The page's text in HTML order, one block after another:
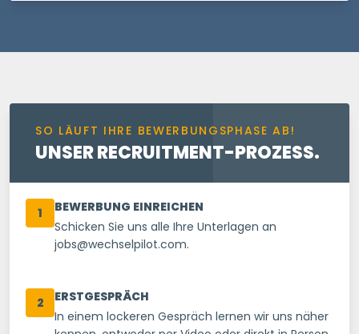
SO LÄUFT IHRE BEWERBUNGSPHASE AB!
UNSER RECRUITMENT-PROZESS.
1
BEWERBUNG EINREICHEN
Schicken Sie uns alle Ihre Unterlagen an
jobs@wechselpilot.com.
2
ERSTGESPRÄCH
In einem lockeren Gespräch lernen wir uns näher